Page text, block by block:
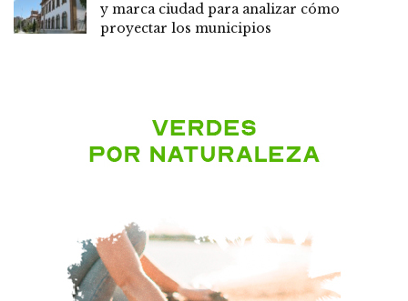
y marca ciudad para analizar cómo
proyectar los municipios